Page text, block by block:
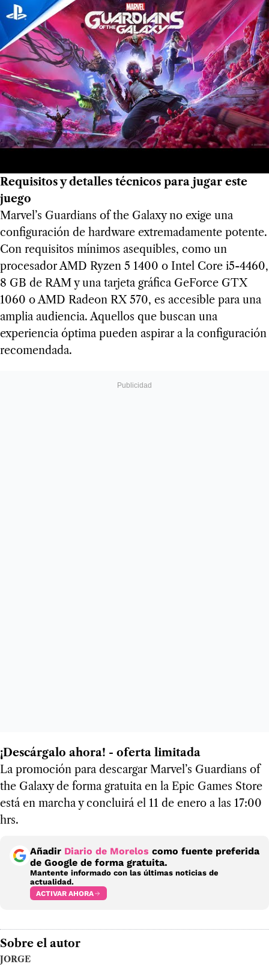
Requisitos y detalles técnicos para jugar este
juego
Marvel’s Guardians of the Galaxy no exige una
configuración de hardware extremadamente potente.
Con requisitos mínimos asequibles, como un
procesador AMD Ryzen 5 1400 o Intel Core i5-4460,
8 GB de RAM y una tarjeta gráfica GeForce GTX
1060 o AMD Radeon RX 570, es accesible para una
amplia audiencia. Aquellos que buscan una
experiencia óptima pueden aspirar a la configuración
recomendada.
¡Descárgalo ahora! - oferta limitada
La promoción para descargar Marvel’s Guardians of
the Galaxy de forma gratuita en la Epic Games Store
está en marcha y concluirá el 11 de enero a las 17:00
hrs.
Añadir Diario de Morelos como fuente preferida
de Google de forma gratuita.
Mantente informado con las últimas noticias de
actualidad.
ACTIVAR AHORA
Sobre el autor
JORGE